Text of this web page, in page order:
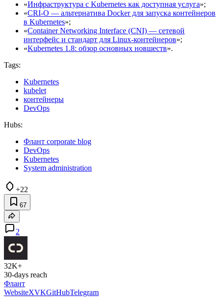
«Инфраструктура с Kubernetes как доступная услуга»;
«CRI-O — альтернатива Docker для запуска контейнеров
в Kubernetes»;
«Container Networking Interface (CNI) — сетевой
интерфейс и стандарт для Linux-контейнеров»;
«Kubernetes 1.8: обзор основных новшеств».
Tags:
Kubernetes
kubelet
контейнеры
DevOps
Hubs:
Флант corporate blog
DevOps
Kubernetes
System administration
+22
67
2
32K+
30-days reach
Флант
WebsiteXVKGitHubTelegram